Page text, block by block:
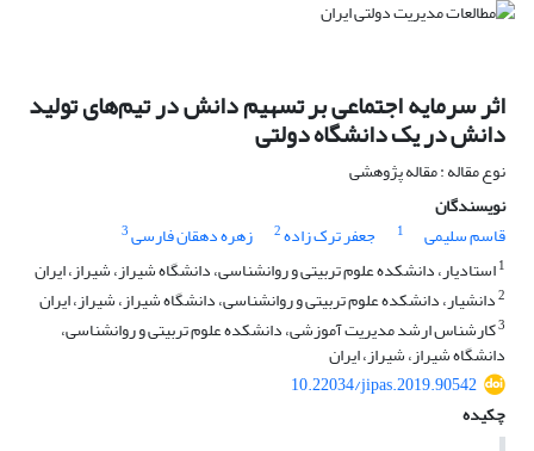
اثر سرمایه اجتماعی بر تسهیم دانش در تیم‌های تولید
دانش در یک دانشگاه دولتی
نوع مقاله : مقاله پژوهشی
نویسندگان
قاسم سلیمی
1 جعفر ترک زاده2 زهره دهقان فارسی3
1استادیار، دانشکده علوم تربیتی و روانشناسی، دانشگاه شیراز، شیراز، ایران
2دانشیار، دانشکده علوم تربیتی و روانشناسی، دانشگاه شیراز، شیراز، ایران
3کارشناس ارشد مدیریت آموزشی، دانشکده علوم تربیتی و روانشناسی،
دانشگاه شیراز، شیراز، ایران
10.22034/jipas.2019.90542
چکیده